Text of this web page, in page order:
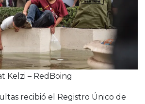
Kelzi – RedBoing
recibió el Registro Único de